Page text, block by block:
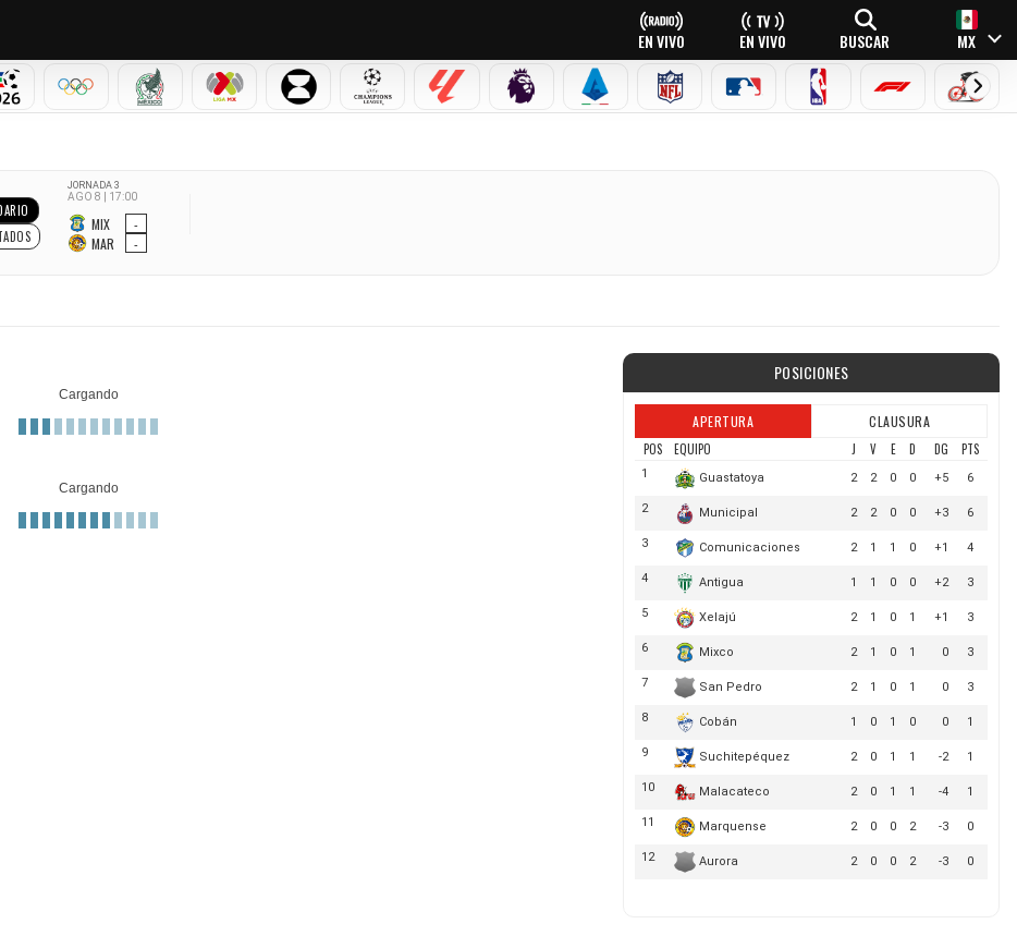
EN VIVO EN VIVO BUSCAR MX
MUNDIAL 2026OLÍMPICOSSELECCIÓN MEXICANA
LIGA MX LEAGUES CUPCHAMPIONS LEAGUE
LALIGA PREMIER LEAGUE
SERIE A NFL MLB NBA FÓRMULA 1